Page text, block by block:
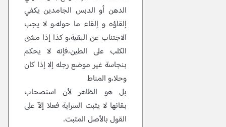
الدهن أو الدبس الجامدين يكفي
إلقاؤه و إلقاء ما حوله،و لا يجب
الاجتناب عن البقية،و كذا إذا مشى
الكلب على الطين،فإنه لا يحكم
بنجاسة غير موضع رجله إلا إذا كان
وحلا،و المناط
بل هو الظاهر لأن استصحاب
بقائها لا يثبت السراية فعلا إلاّ على
القول بالأصل المثبت.